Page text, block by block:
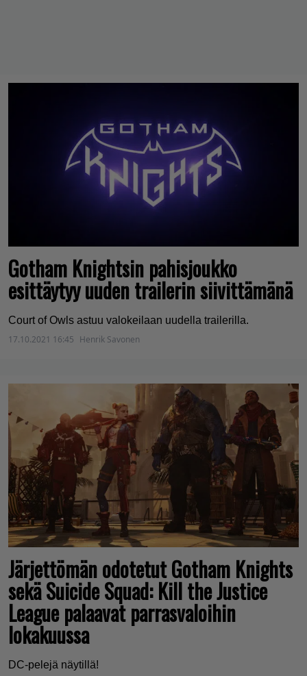
Gotham Knightsin pahisjoukko
esittäytyy uuden trailerin siivittämänä
Court of Owls astuu valokeilaan uudella trailerilla.
17.10.2021 16:45 Henrik Savonen
Järjettömän odotetut Gotham Knights
sekä Suicide Squad: Kill the Justice
League palaavat parrasvaloihin
lokakuussa
DC-pelejä näytillä!